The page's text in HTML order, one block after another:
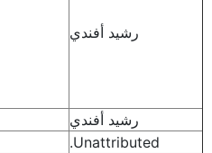
رشيد أفندي
رشيد أفندي
Unattributed.